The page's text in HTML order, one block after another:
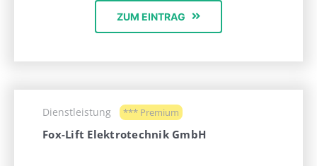
ZUM EINTRAG
Dienstleistung *** Premium
Fox-Lift Elektrotechnik GmbH